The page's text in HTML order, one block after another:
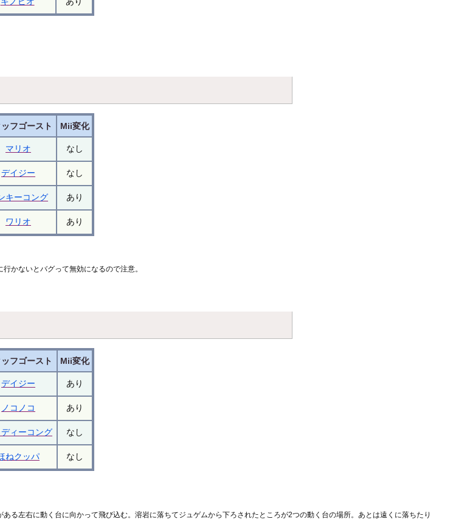
ッフゴースト Mii変化
マリオ なし
デイジー なし
キーコング あり
ワリオ あり
かないとバグって無効になるので注意。
ッフゴースト Mii変化
デイジー あり
ノコノコ あり
ィーコング なし
ねクッパ なし
ある左右に動く台に向かって飛び込む。溶岩に落ちてジュゲムから下ろされたところが2つの動く台の場所。あとは遠くに落ちたり